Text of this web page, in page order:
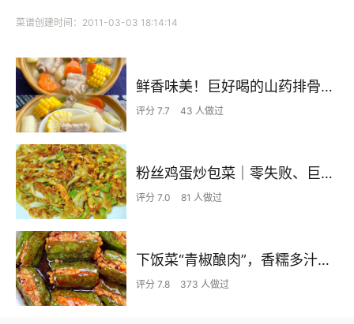
菜谱创建时间：2011-03-03 18:14:14
鲜香味美！巨好喝的山药排骨汤！！
评分 7.7 43 人做过
粉丝鸡蛋炒包菜｜零失败、巨下饭
评分 7.0 81 人做过
下饭菜“青椒酿肉”，香糯多汁鲜嫩下饭
评分 7.8 373 人做过